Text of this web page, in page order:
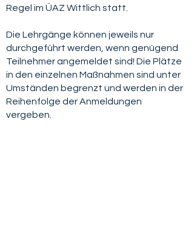
Regel im ÜAZ Wittlich statt.
Die Lehrgänge können jeweils nur
durchgeführt werden, wenn genügend
Teilnehmer angemeldet sind! Die Plätze
in den einzelnen Maßnahmen sind unter
Umständen begrenzt und werden in der
Reihenfolge der Anmeldungen
vergeben.